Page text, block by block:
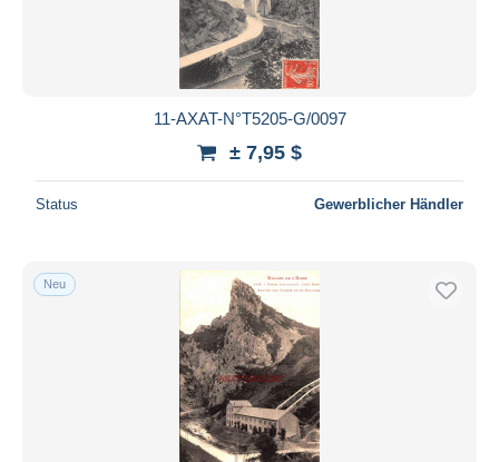
11-AXAT-N°T5205-G/0097
± 7,95 $
Status Gewerblicher Händler
Neu